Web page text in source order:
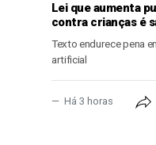
Lei que aumenta
contra crianças é
Texto endurece pena
artificial
Há 3 horas